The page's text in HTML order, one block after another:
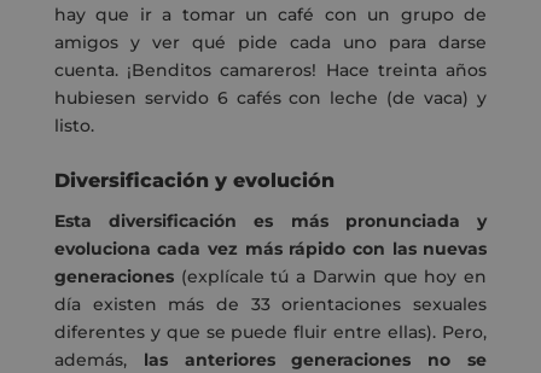
hay que ir a tomar un café con un grupo de
amigos y ver qué pide cada uno para darse
cuenta. ¡Benditos camareros! Hace treinta años
hubiesen servido 6 cafés con leche (de vaca) y
listo.
Diversificación y evolución
Esta diversificación es más pronunciada y
evoluciona cada vez más rápido con las nuevas
generaciones(explícale tú a Darwin que hoy en
día existen más de 33 orientaciones sexuales
diferentes y que se puede fluir entre ellas). Pero,
además, las anteriores generaciones no se